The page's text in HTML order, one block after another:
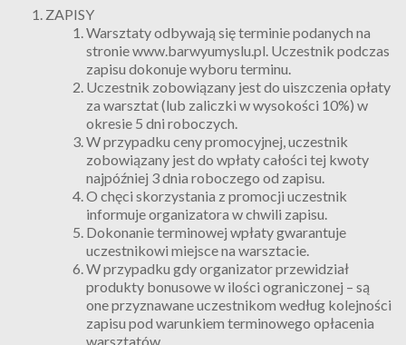
ZAPISY
Warsztaty odbywają się terminie podanych na
stronie www.barwyumyslu.pl. Uczestnik podczas
zapisu dokonuje wyboru terminu.
Uczestnik zobowiązany jest do uiszczenia opłaty
za warsztat (lub zaliczki w wysokości 10%) w
okresie 5 dni roboczych.
W przypadku ceny promocyjnej, uczestnik
zobowiązany jest do wpłaty całości tej kwoty
najpóźniej 3 dnia roboczego od zapisu.
O chęci skorzystania z promocji uczestnik
informuje organizatora w chwili zapisu.
Dokonanie terminowej wpłaty gwarantuje
uczestnikowi miejsce na warsztacie.
W przypadku gdy organizator przewidział
produkty bonusowe w ilości ograniczonej – są
one przyznawane uczestnikom według kolejności
zapisu pod warunkiem terminowego opłacenia
warsztatów.